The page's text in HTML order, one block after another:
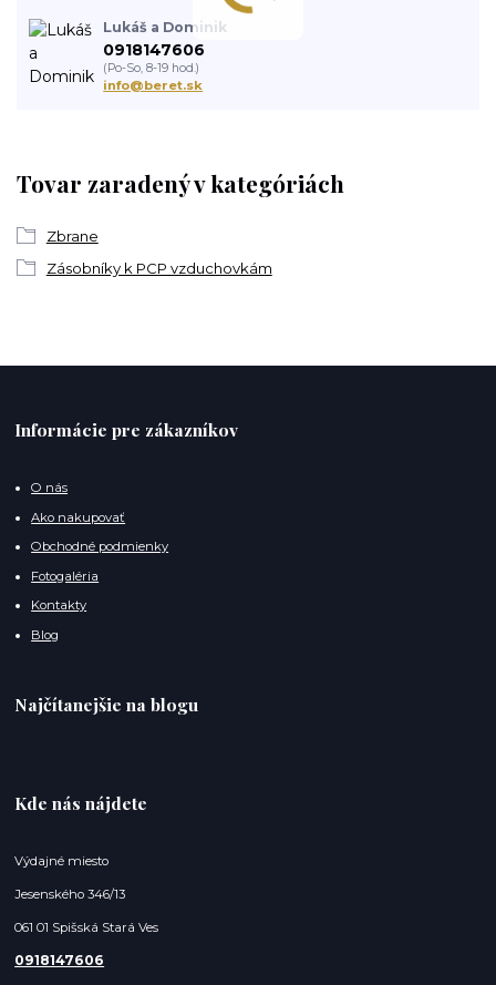
Tovar zaradený v kategóriách
Zbrane
Zásobníky k PCP vzduchovkám
Lukáš a Dominik
0918147606
(Po-So, 8-19 hod.)
info@beret.sk
Informácie pre zákazníkov
O nás
Ako nakupovať
Obchodné podmienky
Fotogaléria
Kontakty
Blog
Najčítanejšie na blogu
Kde nás nájdete
Výdajné miesto
Jesenského 346/13
061 01 Spišská Stará Ves
0918147606